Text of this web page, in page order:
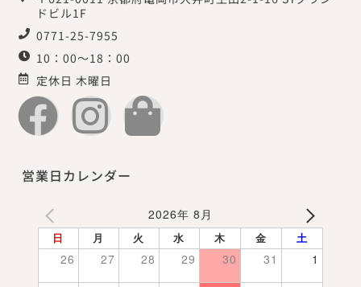
ドビル1F
0771-25-7955
10：00～18：00
定休日 木曜日
営業日カレンダー
2026年 8月
日 月 火 水 木 金 土
26 27 28 29 30 31 1